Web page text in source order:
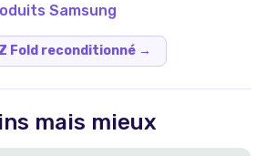
Samsung
Fold reconditionné →
mais mieux